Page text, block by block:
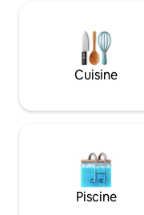
Sécurité avec deux
conciergerie, location
transferts aéroport
de base, draps frais et
sans stress.
Cuisine
Piscine